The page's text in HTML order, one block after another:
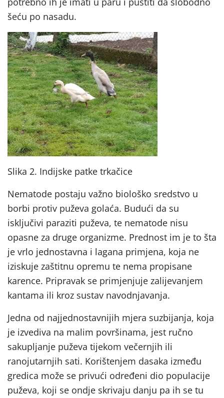
šeću po nasadu.
Slika 2. Indijske patke trkačice
Nematode postaju važno biološko sredstvo u
borbi protiv puževa golaća. Budući da su
isključivi paraziti puževa, te nematode nisu
opasne za druge organizme. Prednost im je to šta
je vrlo jednostavna i lagana primjena, koja ne
iziskuje zaštitnu opremu te nema propisane
karence. Pripravak se primjenjuje zalijevanjem
kantama ili kroz sustav navodnjavanja.
Jedna od najjednostavnijih mjera suzbijanja, koja
je izvediva na malim površinama, jest ručno
sakupljanje puževa tijekom večernjih ili
ranojutarnjih sati. Korištenjem dasaka između
gredica može se privući određeni dio populacije
puževa, koji se ondje skrivaju danju pa ih se tu